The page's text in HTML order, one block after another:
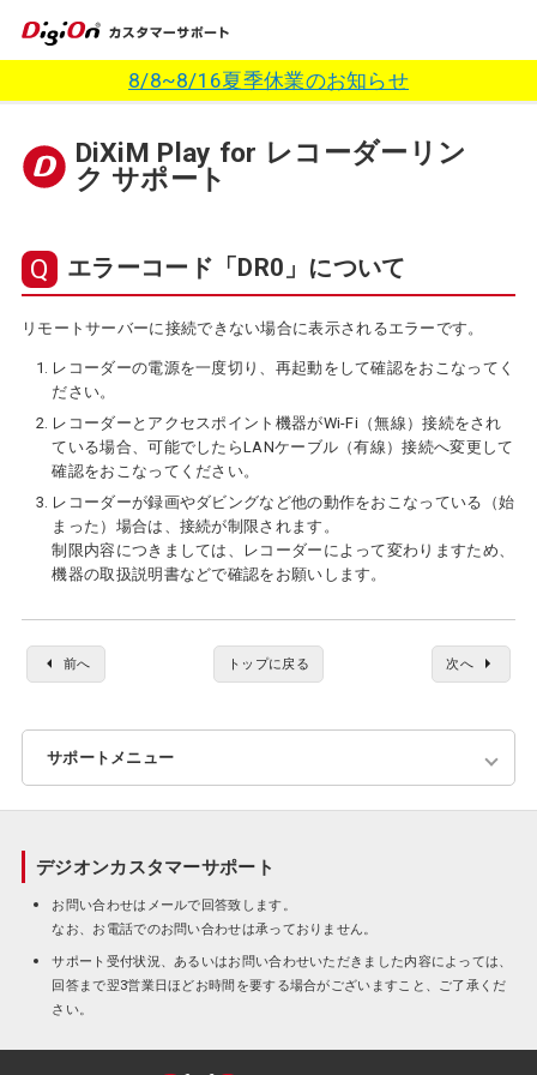
8/8~8/16夏季休業のお知らせ
DiXiM Play for レコーダーリン
ク サポート
エラーコード「DR0」について
リモートサーバーに接続できない場合に表示されるエラーです。
レコーダーの電源を一度切り、再起動をして確認をおこなってく
ださい。
レコーダーとアクセスポイント機器がWi-Fi（無線）接続をされ
ている場合、可能でしたらLANケーブル（有線）接続へ変更して
確認をおこなってください。
レコーダーが録画やダビングなど他の動作をおこなっている（始
まった）場合は、接続が制限されます。
制限内容につきましては、レコーダーによって変わりますため、
機器の取扱説明書などで確認をお願いします。
前へ トップに戻る 次へ
サポートメニュー
デジオンカスタマーサポート
お問い合わせはメールで回答致します。
なお、お電話でのお問い合わせは承っておりません。
サポート受付状況、あるいはお問い合わせいただきました内容によっては、
回答まで翌3営業日ほどお時間を要する場合がございますこと、ご了承くだ
さい。